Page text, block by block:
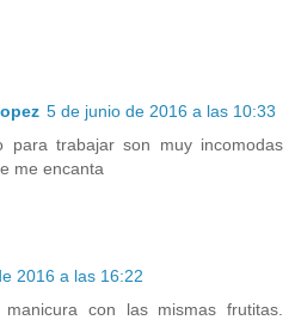
5 de junio de 2016 a las 10:33
para trabajar son muy incomodas
me encanta
2016 a las 16:22
con las mismas frutitas.